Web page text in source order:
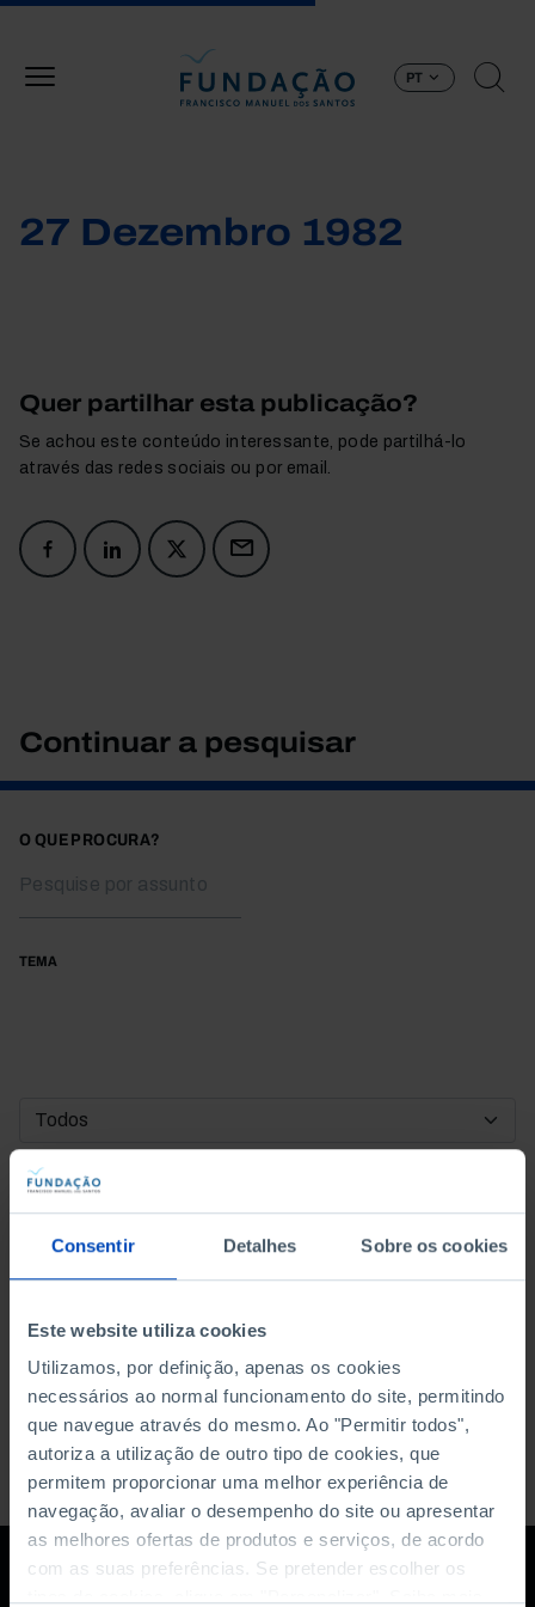
Consentir Detalhes Sobre os cookies
Este website utiliza cookies
Utilizamos, por definição, apenas os cookies
necessários ao normal funcionamento do site, permitindo
que navegue através do mesmo. Ao "Permitir todos",
autoriza a utilização de outro tipo de cookies, que
permitem proporcionar uma melhor experiência de
navegação, avaliar o desempenho do site ou apresentar
as melhores ofertas de produtos e serviços, de acordo
com as suas preferências. Se pretender escolher os
PT
27 Dezembro 1982
Quer partilhar esta publicação?
Se achou este conteúdo interessante, pode partilhá-lo
através das redes sociais ou por email.
Continuar a pesquisar
O QUE PROCURA?
TEMA
DATA DE INÍCIO
DATA DE FIM